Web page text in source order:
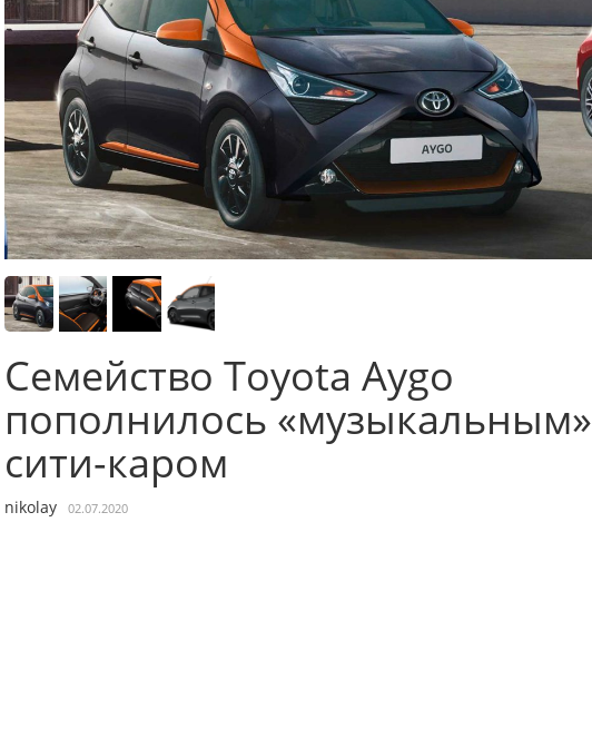
Семейство Toyota Aygo
пополнилось «музыкальным»
сити-каром
nikolay 02.07.2020